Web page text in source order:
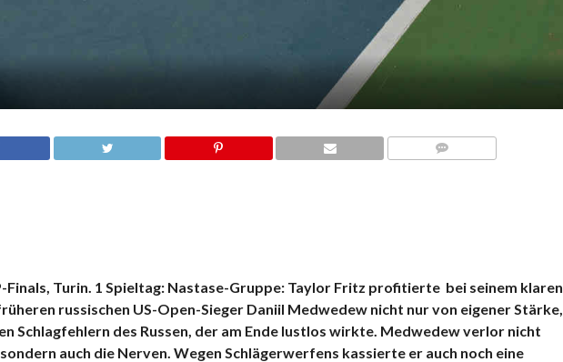
Finals, Turin. 1 Spieltag: Nastase-Gruppe: Taylor Fritz profitierte bei seinem klaren
russischen US-Open-Sieger Daniil Medwedew nicht nur von eigener Stärke,
Schlagfehlern des Russen, der am Ende lustlos wirkte. Medwedew verlor nicht
auch die Nerven. Wegen Schlägerwerfens kassierte er auch noch eine